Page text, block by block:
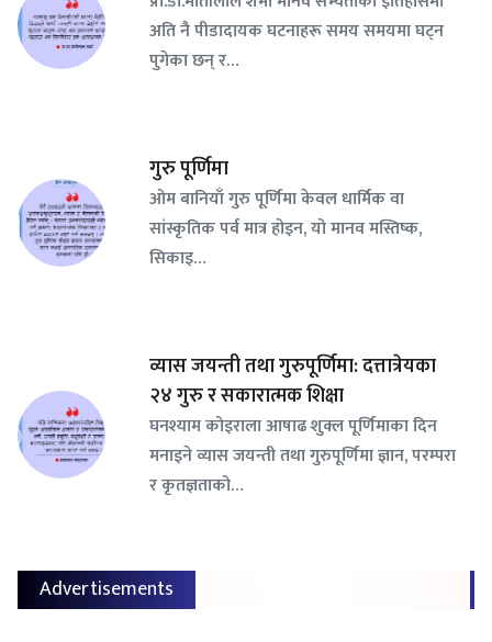
अति नै पीडादायक घटनाहरू समय समयमा घट्न
पुगेका छन् र…
गुरु पूर्णिमा
ओम बानियाँ गुरु पूर्णिमा केवल धार्मिक वा
सांस्कृतिक पर्व मात्र होइन, यो मानव मस्तिष्क,
सिकाइ…
व्यास जयन्ती तथा गुरुपूर्णिमा: दत्तात्रेयका
२४ गुरु र सकारात्मक शिक्षा
घनश्याम कोइराला आषाढ शुक्ल पूर्णिमाका दिन
मनाइने व्यास जयन्ती तथा गुरुपूर्णिमा ज्ञान, परम्परा
र कृतज्ञताको…
Advertisements